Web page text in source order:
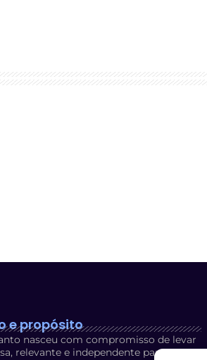
e propósito
nasceu com compromisso de levar
relevante e independente para os